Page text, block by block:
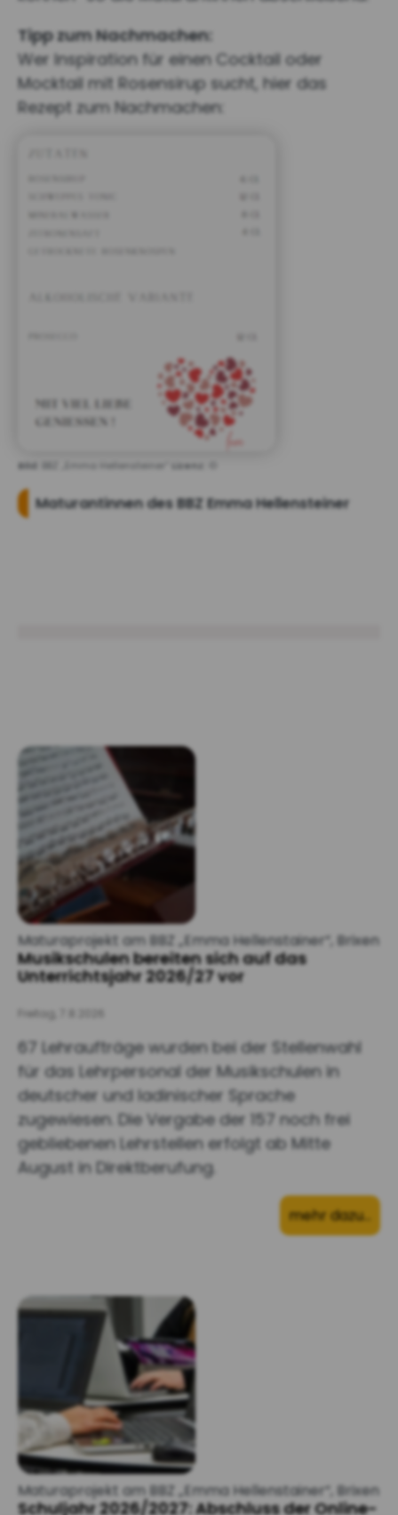
Tipp zum Nachmachen:
Wer Inspiration für einen Cocktail oder
Mocktail mit Rosensirup sucht, hier das
Rezept zum Nachmachen:
Bild: Lizenz:
Maturantinnen des BBZ Emma Hellensteiner
Maturaprojekt am BBZ „Emma Hellenstainer“, Brixen
Musikschulen bereiten sich auf das
Unterrichtsjahr 2026/27 vor
Freitag, 7.8.2026
67 Lehraufträge wurden bei der Stellenwahl
für das Lehrpersonal der Musikschulen in
deutscher und ladinischer Sprache
zugewiesen. Die Vergabe der 157 noch frei
gebliebenen Lehrstellen erfolgt ab Mitte
August in Direktberufung.
mehr dazu…
Maturaprojekt am BBZ „Emma Hellenstainer“, Brixen
Schuljahr 2026/2027: Abschluss der Online-